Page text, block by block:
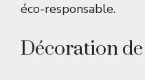
éco-responsable.
Décoration